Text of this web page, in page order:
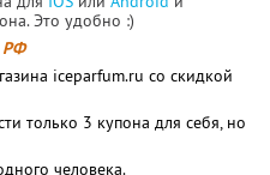
Это удобно :)
РФ
iceparfum.ru со скидкой
только 3 купона для себя, но
человека.